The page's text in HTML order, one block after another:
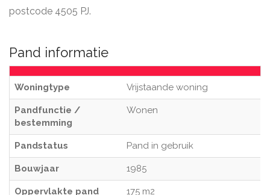
postcode 4505 PJ.
Pand informatie
Woningtype Vrijstaande woning
Pandfunctie /
bestemming
Wonen
Pandstatus Pand in gebruik
Bouwjaar 1985
Oppervlakte pand 175 m2